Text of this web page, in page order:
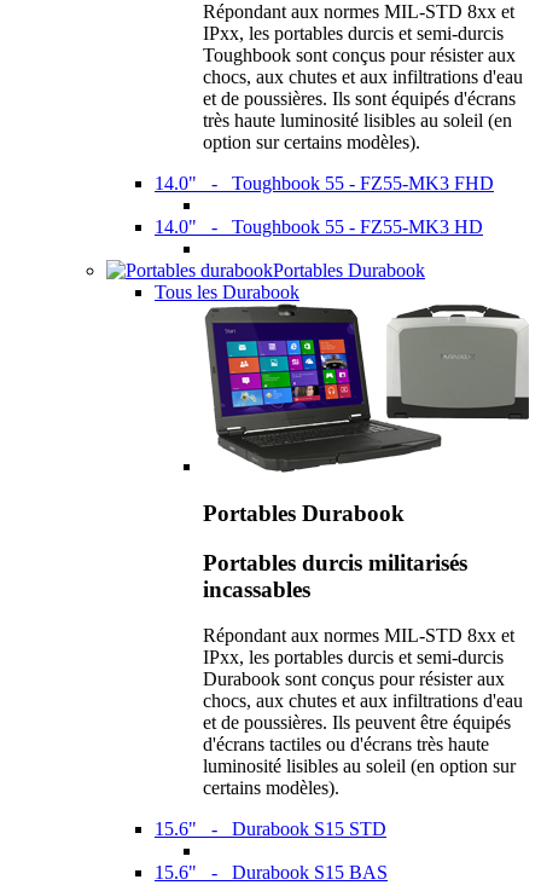
Répondant aux normes MIL-STD 8xx et
IPxx, les portables durcis et semi-durcis
Toughbook sont conçus pour résister aux
chocs, aux chutes et aux infiltrations d'eau
et de poussières. Ils sont équipés d'écrans
très haute luminosité lisibles au soleil (en
option sur certains modèles).
14.0" - Toughbook 55 - FZ55-MK3 FHD
14.0" - Toughbook 55 - FZ55-MK3 HD
Portables Durabook
Tous les Durabook
Portables Durabook
Portables durcis militarisés
incassables
Répondant aux normes MIL-STD 8xx et
IPxx, les portables durcis et semi-durcis
Durabook sont conçus pour résister aux
chocs, aux chutes et aux infiltrations d'eau
et de poussières. Ils peuvent être équipés
d'écrans tactiles ou d'écrans très haute
luminosité lisibles au soleil (en option sur
certains modèles).
15.6" - Durabook S15 STD
15.6" - Durabook S15 BAS